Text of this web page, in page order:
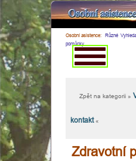
Osobní asistence: Různé
pomůcky
Zpět na kategorii »
kontakt «
Zdravotní